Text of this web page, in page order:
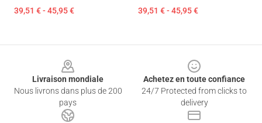
39,51 € - 45,95 € 39,51 € - 45,95 €
Livraison mondiale
Nous livrons dans plus de 200
pays
Achetez en toute confiance
24/7 Protected from clicks to
delivery